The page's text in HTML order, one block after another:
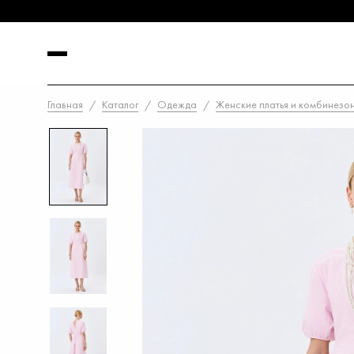
Главная
Каталог Одежда Женские платья и